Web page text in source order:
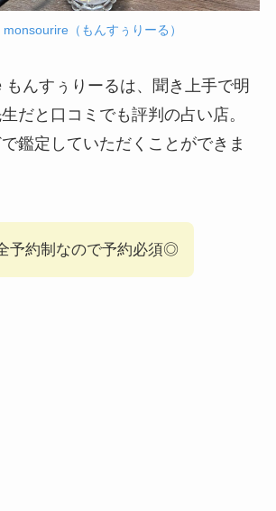
monsourire（もんすぅりーる）
もんすぅりーるは、聞き上手で明
だと口コミでも評判の占い店。
鑑定していただくことができま
予約制なので予約必須◎